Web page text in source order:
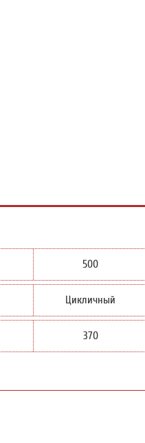
500
Цикличный
370